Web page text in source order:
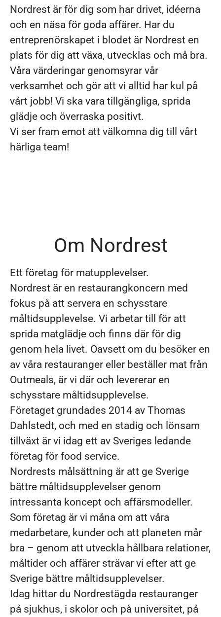
Nordrest är för dig som har drivet, idéerna
och en näsa för goda affärer. Har du
entreprenörskapet i blodet är Nordrest en
plats för dig att växa, utvecklas och må bra.
Våra värderingar genomsyrar vår
verksamhet och gör att vi alltid har kul på
vårt jobb! Vi ska vara tillgängliga, sprida
glädje och överraska positivt.
Vi ser fram emot att välkomna dig till vårt
härliga team!
Om Nordrest
Ett företag för matupplevelser.
Nordrest är en restaurangkoncern med
fokus på att servera en schysstare
måltidsupplevelse. Vi arbetar till för att
sprida matglädje och finns där för dig
genom hela livet. Oavsett om du besöker en
av våra restauranger eller beställer mat från
Outmeals, är vi där och levererar en
schysstare måltidsupplevelse.
Företaget grundades 2014 av Thomas
Dahlstedt, och med en stadig och lönsam
tillväxt är vi idag ett av Sveriges ledande
företag för food service.
Nordrests målsättning är att ge Sverige
bättre måltidsupplevelser genom
intressanta koncept och affärsmodeller.
Som företag är vi måna om att våra
medarbetare, kunder och att planeten mår
bra – genom att utveckla hållbara relationer,
måltider och affärer strävar vi efter att ge
Sverige bättre måltidsupplevelser.
Idag hittar du Nordrestägda restauranger
på sjukhus, i skolor och på universitet, på